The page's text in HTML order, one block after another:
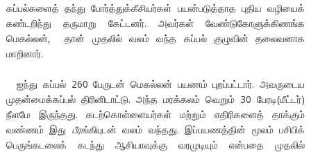
கப்பல்களைத் தந்து போர்த்துக்கீசியர்கள் பயன்படுத்தாத புதிய வழியைக்
கண்டறிந்து தருமாறு கேட்டனர். அவர்கள் வேண்டுகோளுக்கிணங்க
மெகல்லன், தான் முதலில் வலம் வந்த கப்பல் குழுவின் தலைவனாக
மாறினார்.
ஐந்து கப்பல் 260 பேருடன் மெகல்லன் பயணம் புறப்பட்டார். அவருடைய
முதன்மைக்கப்பல் திரினிடாட்டு. அந்த மரக்கலம் வெறும் 30 பேரடி(மீட்டர்)
நீளமே இருந்தது. கடற்கொள்ளையர்கள் மற்றும் எதிரிகளைத் தாக்கும்
வண்ணம் இது பீரங்கியுடன் வலம் வந்தது. இப்பயணத்தின் மூலம் பசிபிக்
பெருங்கடலைக் கடந்து ஆசியாவுக்கு வரமுடியும் என்பதை முதலில்